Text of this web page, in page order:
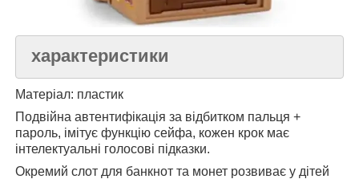
характеристики
Матеріал: пластик
Подвійна автентифікація за відбитком пальця +
пароль, імітує функцію сейфа, кожен крок має
інтелектуальні голосові підказки.
Окремий слот для банкнот та монет розвиває у дітей